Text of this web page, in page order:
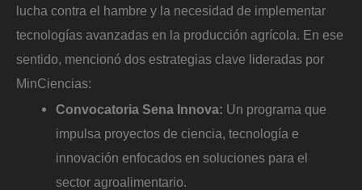
lucha contra el hambre y la necesidad de implementar
tecnologías avanzadas en la producción agrícola. En ese
sentido, mencionó dos estrategias clave lideradas por
MinCiencias:
Convocatoria Sena Innova: Un programa que
impulsa proyectos de ciencia, tecnología e
innovación enfocados en soluciones para el
sector agroalimentario.